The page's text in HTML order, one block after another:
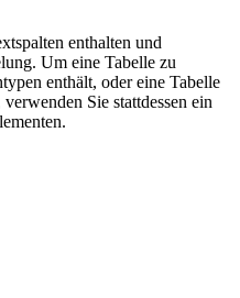
enthalten und
Um eine Tabelle zu
enthält, oder eine Tabelle
Sie stattdessen ein